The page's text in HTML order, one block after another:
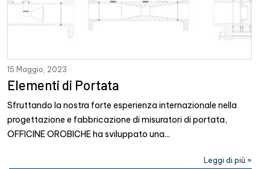
15 Maggio, 2023
Elementi di Portata
Sfruttando la nostra forte esperienza internazionale nella
progettazione e fabbricazione di misuratori di portata,
OFFICINE OROBICHE ha sviluppato una...
Leggi di più »